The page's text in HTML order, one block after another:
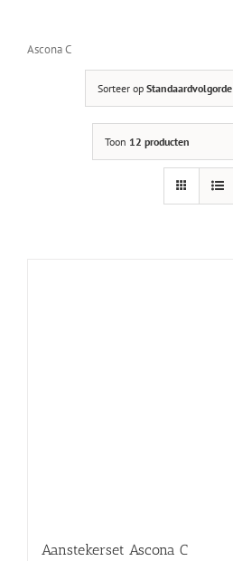
Ascona C
Sorteer op Standaardvolgorde
Toon 12 producten
Aanstekerset Ascona C